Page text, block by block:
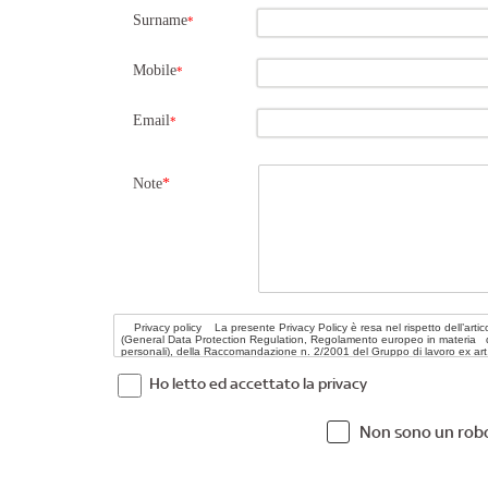
Surname*
Mobile*
Email*
Note*
Ho letto ed accettato la privacy
Non sono un